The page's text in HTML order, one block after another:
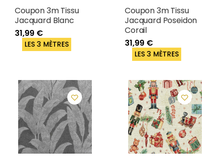
Coupon 3m Tissu
Jacquard Blanc
31,99 €
LES 3 MÈTRES
Coupon 3m Tissu
Jacquard Poseidon
Corail
31,99 €
LES 3 MÈTRES